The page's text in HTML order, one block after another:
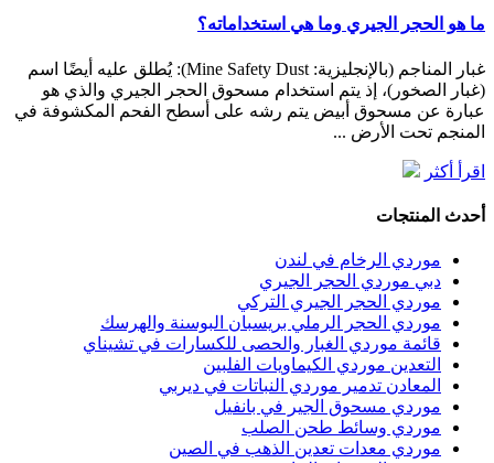
ما هو الحجر الجيري وما هي استخداماته؟
غبار المناجم (بالإنجليزية: Mine Safety Dust): يُطلق عليه أيضًا اسم
(غبار الصخور)، إذ يتم استخدام مسحوق الحجر الجيري والذي هو
عبارة عن مسحوق أبيض يتم رشه على أسطح الفحم المكشوفة في
المنجم تحت الأرض ...
اقرأ أكثر
أحدث المنتجات
موردي الرخام في لندن
دبي موردي الحجر الجيري
موردي الحجر الجيري التركي
موردي الحجر الرملي بريسبان البوسنة والهرسك
قائمة موردي الغبار والحصى للكسارات في تشيناي
التعدين موردي الكيماويات الفلبين
المعادن تدمير موردي النباتات في ديربي
موردي مسحوق الجير في بانفيل
موردي وسائط طحن الصلب
موردي معدات تعدين الذهب في الصين